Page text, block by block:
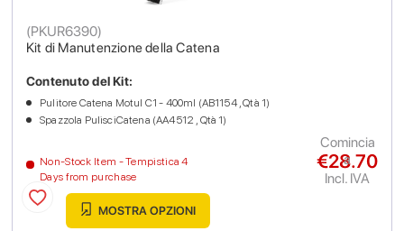
Kit di Manutenzione della Catena
(PKUR6390)
Non-Stock Item - Tempistica 4
Days from purchase
Contenuto del Kit:
Pulitore Catena Motul C1 - 400ml (AB1154 , Qtà 1)
Spazzola PulisciCatena (AA4512 , Qtà 1)
€28.70
Incl. IVA
Comincia
a
MOSTRA OPZIONI